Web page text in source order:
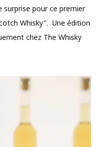
pour ce premier
Whisky". Une édition
chez The Whisky